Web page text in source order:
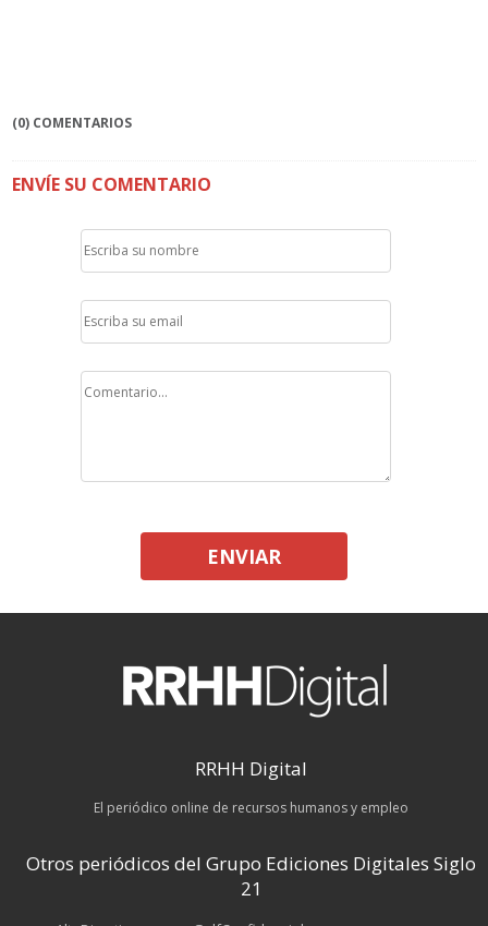
(0) COMENTARIOS
ENVÍE SU COMENTARIO
ENVIAR
RRHH Digital
El periódico online de recursos humanos y empleo
Otros periódicos del Grupo Ediciones Digitales Siglo
21